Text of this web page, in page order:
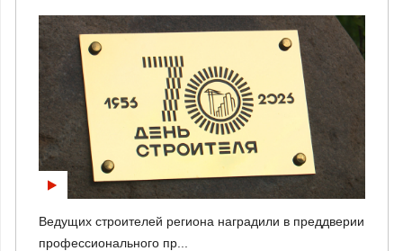
Ведущих строителей региона наградили в преддверии
профессионального пр...